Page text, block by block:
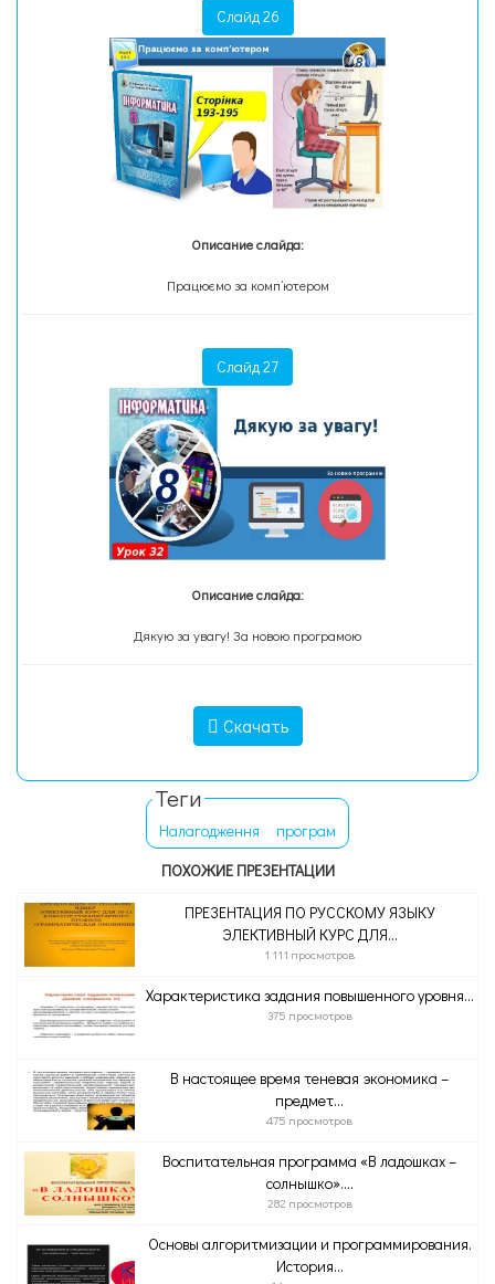
Слайд 26
Описание слайда:
Працюємо за комп’ютером
Слайд 27
Описание слайда:
Дякую за увагу! За новою програмою
Скачать
Теги
Налагодження
програм
ПОХОЖИЕ ПРЕЗЕНТАЦИИ
ПРЕЗЕНТАЦИЯ ПО РУССКОМУ ЯЗЫКУ
ЭЛЕКТИВНЫЙ КУРС ДЛЯ...
1 111 просмотров
Характеристика задания повышенного уровня...
375 просмотров
В настоящее время теневая экономика –
предмет...
475 просмотров
Воспитательная программа «В ладошках –
солнышко»....
282 просмотров
Основы алгоритмизации и программирования.
История...